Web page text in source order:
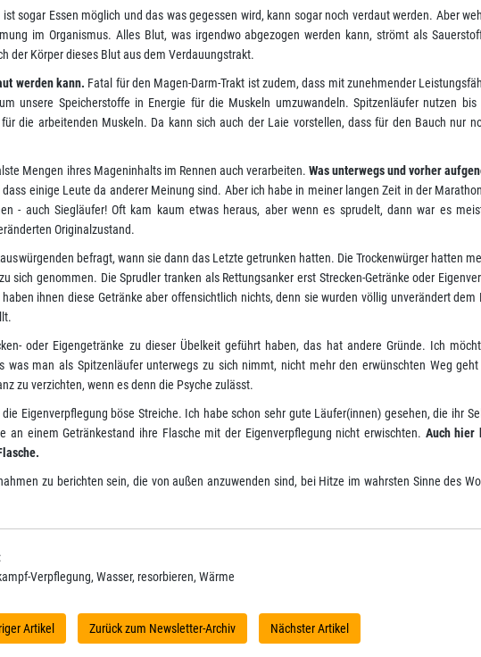
sogar Essen möglich und das was gegessen wird, kann sogar noch verdaut werden. Aber
im Organismus. Alles Blut, was irgendwo abgezogen werden kann, strömt als
der Körper dieses Blut aus dem Verdauungstrakt.
werden kann. Fatal für den Magen-Darm-Trakt ist zudem, dass mit zunehmender
unsere Speicherstoffe in Energie für die Muskeln umzuwandeln. Spitzenläufer nutzen bis
die arbeitenden Muskeln. Da kann sich auch der Laie vorstellen, dass für den Bauch nur
Mengen ihres Mageninhalts im Rennen auch verarbeiten.Was unterwegs und vorher
dass einige Leute da anderer Meinung sind. Aber ich habe in meiner langen Zeit in der
- auch Siegläufer! Oft kam kaum etwas heraus, aber wenn es sprudelt, dann war es
Originalzustand.
befragt, wann sie dann das Letzte getrunken hatten. Die Trockenwürger hatten
sich genommen. Die Sprudler tranken als Rettungsanker erst Strecken-Getränke oder
ihnen diese Getränke aber offensichtlich nichts, denn sie wurden völlig unverändert dem
oder Eigengetränke zu dieser Übelkeit geführt haben, das hat andere Gründe. Ich
was man als Spitzenläufer unterwegs zu sich nimmt, nicht mehr den erwünschten Weg
zu verzichten, wenn es denn die Psyche zulässt.
Eigenverpflegung böse Streiche. Ich habe schon sehr gute Läufer(innen) gesehen, die ihr
an einem Getränkestand ihre Flasche mit der Eigenverpflegung nicht erwischten. Auch hier
zu berichten sein, die von außen anzuwenden sind, bei Hitze im wahrsten Sinne des
Verpflegung, Wasser, resorbieren, Wärme
Artikel Zurück zum Newsletter-Archiv Nächster Artikel